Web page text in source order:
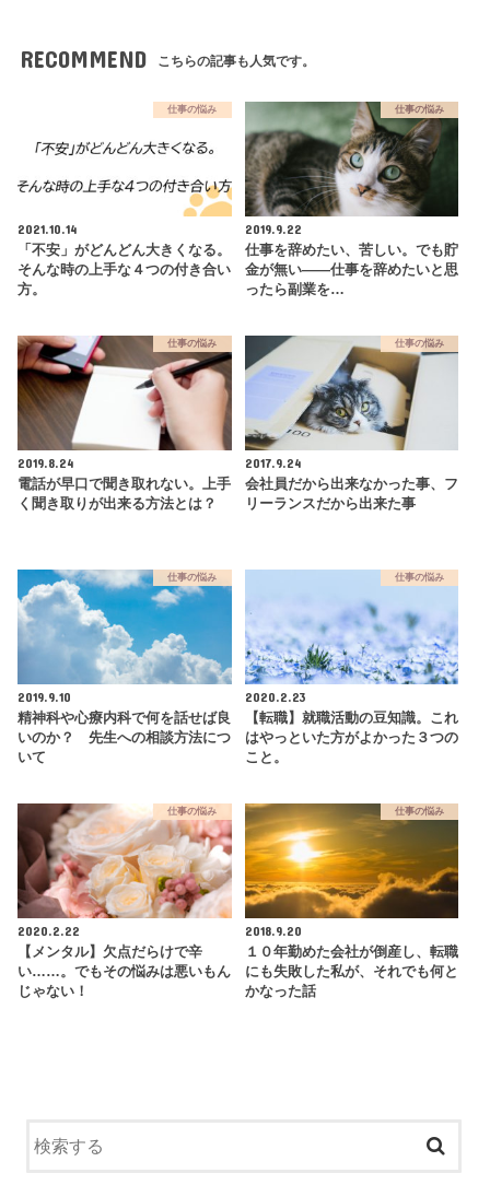
RECOMMEND こちらの記事も人気です。
仕事の悩み
2021.10.14
「不安」がどんどん大きくなる。
そんな時の上手な４つの付き合い
方。
仕事の悩み
2019.9.22
仕事を辞めたい、苦しい。でも貯
金が無い――仕事を辞めたいと思
ったら副業を…
仕事の悩み
2019.8.24
電話が早口で聞き取れない。上手
く聞き取りが出来る方法とは？
仕事の悩み
2017.9.24
会社員だから出来なかった事、フ
リーランスだから出来た事
仕事の悩み
2019.9.10
精神科や心療内科で何を話せば良
いのか？ 先生への相談方法につ
いて
仕事の悩み
2020.2.23
【転職】就職活動の豆知識。これ
はやっといた方がよかった３つの
こと。
仕事の悩み
2020.2.22
【メンタル】欠点だらけで辛
い……。でもその悩みは悪いもん
じゃない！
仕事の悩み
2018.9.20
１０年勤めた会社が倒産し、転職
にも失敗した私が、それでも何と
かなった話